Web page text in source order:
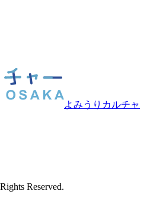
よみうりカルチャ
Reserved.